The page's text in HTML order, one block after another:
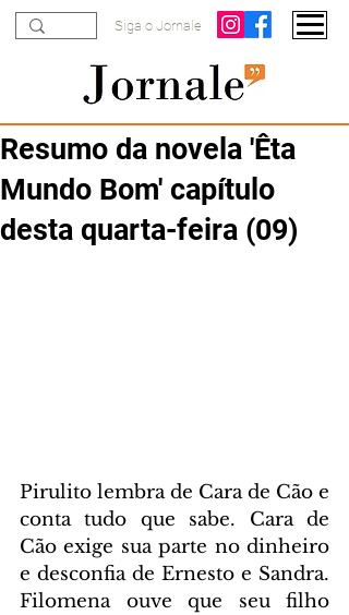
Siga o Jornale
Resumo da novela 'Êta
Mundo Bom' capítulo
desta quarta-feira (09)
Pirulito lembra de Cara de Cão e
conta tudo que sabe. Cara de
Cão exige sua parte no dinheiro
e desconfia de Ernesto e Sandra.
Filomena ouve que seu filho